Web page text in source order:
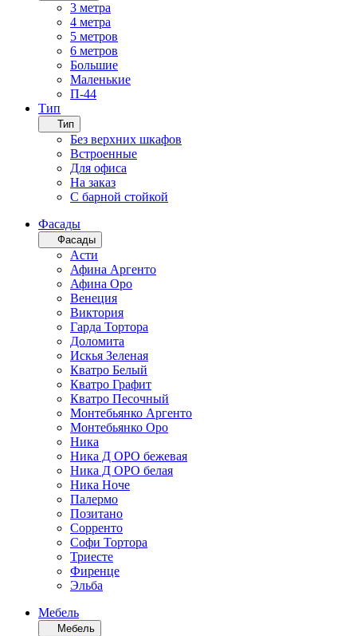
3 метра
4 метра
5 метров
6 метров
Большие
Маленькие
П-44
Тип
Тип
Без верхних шкафов
Встроенные
Для офиса
На заказ
С барной стойкой
Фасады
Фасады
Асти
Афина Аргенто
Афина Оро
Венеция
Виктория
Гарда Тортора
Доломита
Искья Зеленая
Кватро Белый
Кватро Графит
Кватро Песочный
Монтебьянко Аргенто
Монтебьянко Оро
Ника
Ника Д ОРО бежевая
Ника Д ОРО белая
Ника Ноче
Палермо
Позитано
Сорренто
Софи Тортора
Триесте
Фиренце
Эльба
Мебель
Мебель